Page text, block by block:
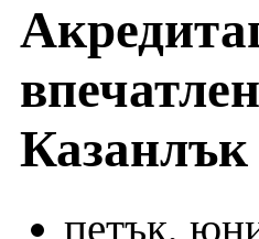
Казанлък
петък,